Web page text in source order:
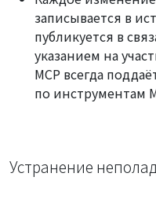
записывается в
публикуется в
указанием на
MCP всегда
по инструментам
Устранение